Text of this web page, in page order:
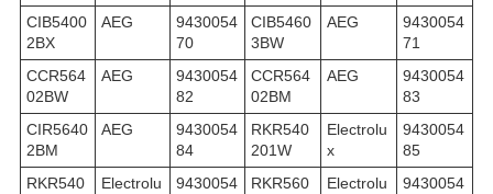
CIB5400
2BX
AEG
9430054
70
CIB5460
3BW
AEG
9430054
71
CCR564
02BW
AEG
9430054
82
CCR564
02BM
AEG
9430054
83
CIR5640
2BM
AEG
9430054
84
RKR540
201W
Electrolu
x
9430054
85
RKR540
Electrolu
9430054
RKR560
Electrolu
9430054